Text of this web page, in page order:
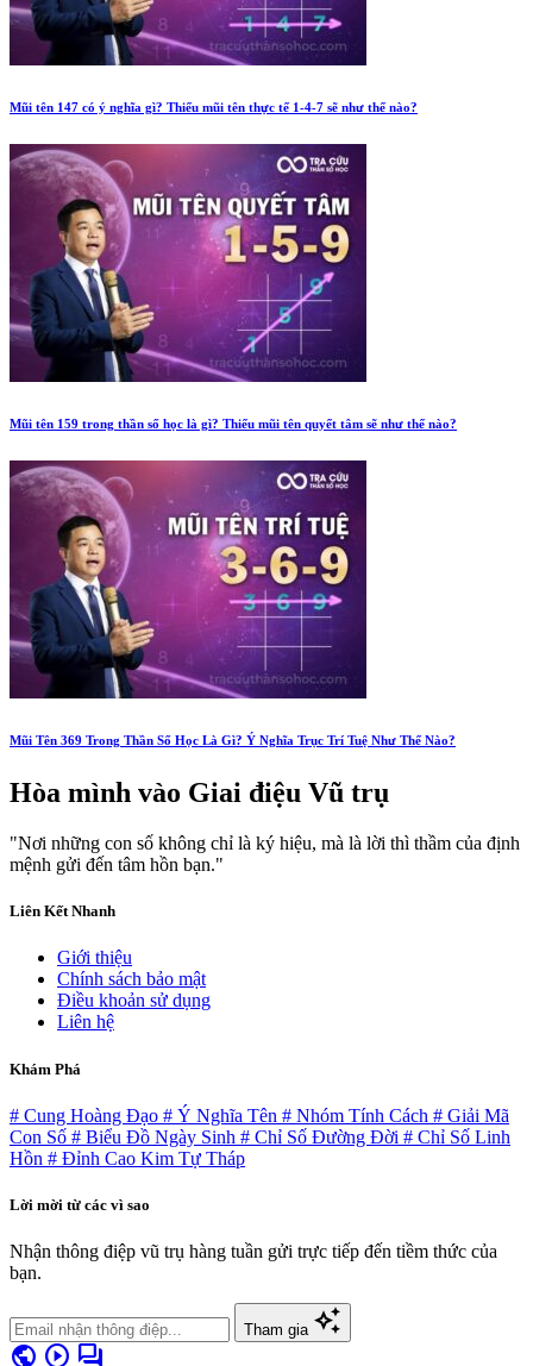
Mũi tên 147 có ý nghĩa gì? Thiếu mũi tên thực tế 1-4-7 sẽ như thế nào?
Mũi tên 159 trong thần số học là gì? Thiếu mũi tên quyết tâm sẽ như thế nào?
Mũi Tên 369 Trong Thần Số Học Là Gì? Ý Nghĩa Trục Trí Tuệ Như Thế Nào?
Hòa mình vào Giai điệu Vũ trụ
"Nơi những con số không chỉ là ký hiệu, mà là lời thì thầm của định
mệnh gửi đến tâm hồn bạn."
Liên Kết Nhanh
Giới thiệu
Chính sách bảo mật
Điều khoản sử dụng
Liên hệ
Khám Phá
# Cung Hoàng Đạo # Ý Nghĩa Tên # Nhóm Tính Cách # Giải Mã
Con Số # Biểu Đồ Ngày Sinh # Chỉ Số Đường Đời # Chỉ Số Linh
Hồn # Đỉnh Cao Kim Tự Tháp
Lời mời từ các vì sao
Nhận thông điệp vũ trụ hàng tuần gửi trực tiếp đến tiềm thức của
bạn.
Tham gia auto_awesome
public play_circle forum